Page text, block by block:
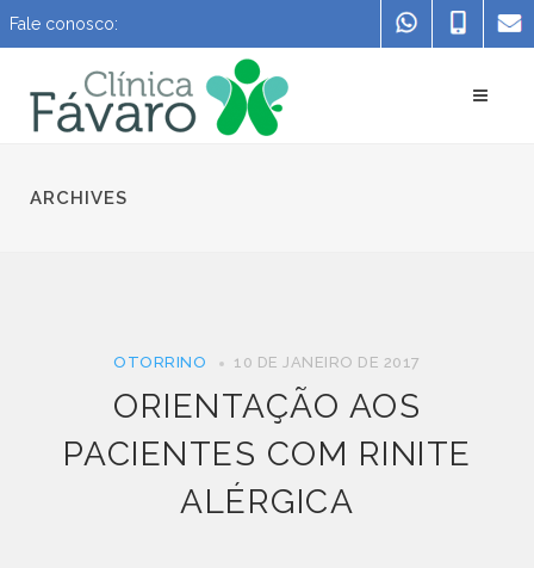
Fale conosco:
ARCHIVES
OTORRINO 10 DE JANEIRO DE 2017
ORIENTAÇÃO AOS
PACIENTES COM RINITE
ALÉRGICA